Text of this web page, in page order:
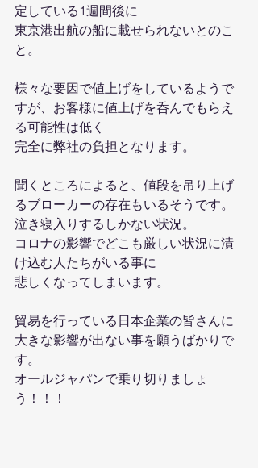
定している1週間後に
東京港出航の船に載せられないとのこ
と。
様々な要因で値上げをしているようで
すが、お客様に値上げを呑んでもらえ
る可能性は低く
完全に弊社の負担となります。
聞くところによると、値段を吊り上げ
るブローカーの存在もいるそうです。
泣き寝入りするしかない状況。
コロナの影響でどこも厳しい状況に漬
け込む人たちがいる事に
悲しくなってしまいます。
貿易を行っている日本企業の皆さんに
大きな影響が出ない事を願うばかりで
す。
オールジャパンで乗り切りましょ
う！！！